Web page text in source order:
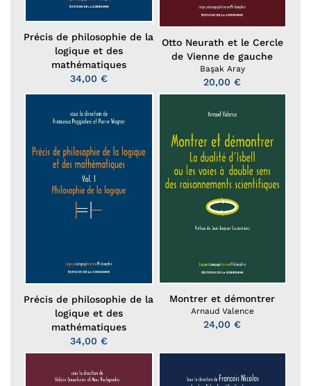
Précis de philosophie de la
logique et des
mathématiques
34,00 €
Otto Neurath et le Cercle
de Vienne de gauche
Başak Aray
20,00 €
Précis de philosophie de la
logique et des
mathématiques
34,00 €
Montrer et démontrer
Arnaud Valence
24,00 €